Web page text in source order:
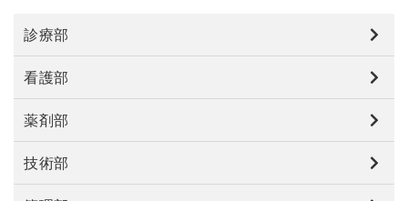
会診療部
看護部
薬剤部
技術部